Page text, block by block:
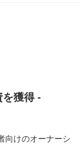
を獲得 -
向けのオーナーシ